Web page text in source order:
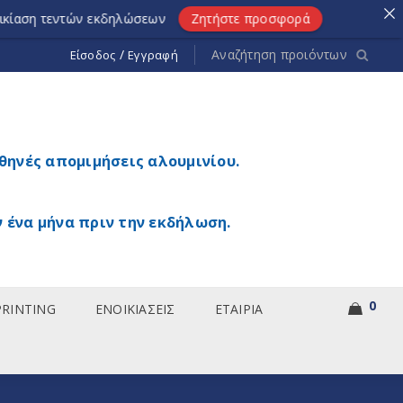
Είσοδος / Εγγραφή
απομιμήσεις αλουμινίου.
μήνα πριν την εκδήλωση.
ΕΝΟΙΚΙΑΣΕΙΣ ΕΤΑΙΡΙΑ 0
εκδηλώσεων Ζητήστε προσφορά